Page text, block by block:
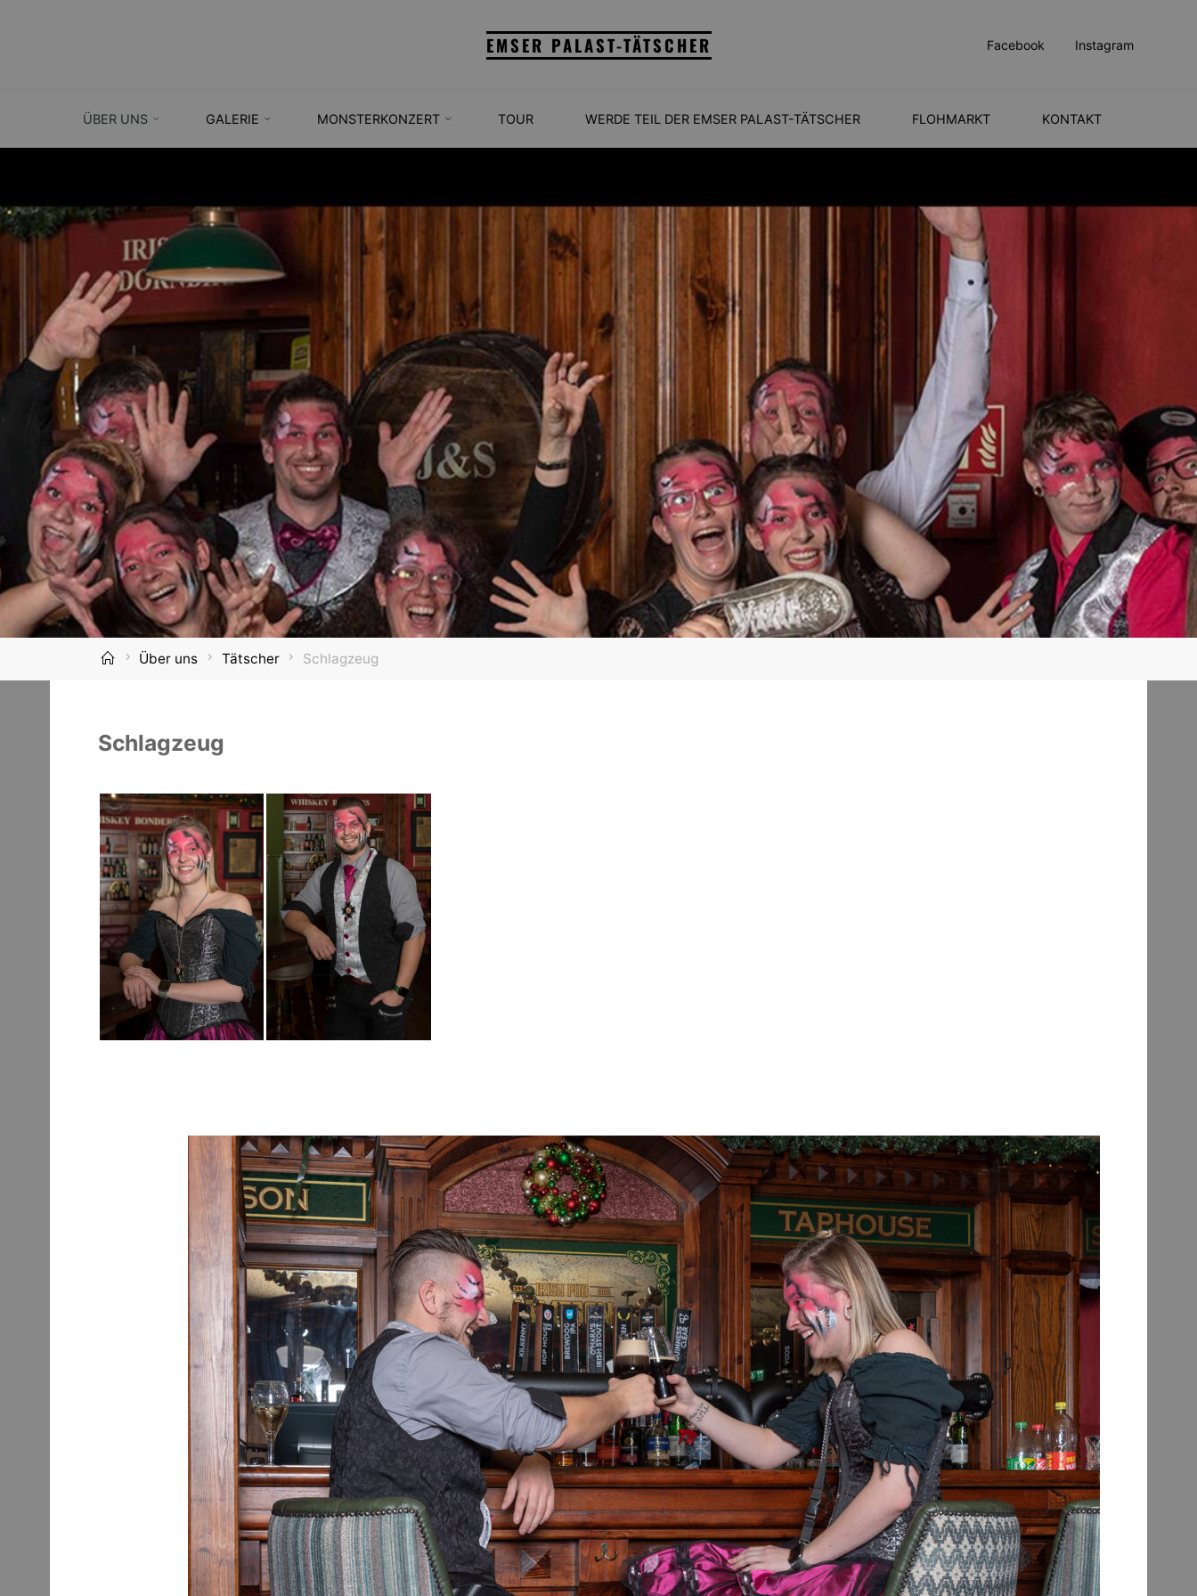
EMSER PALAST-TÄTSCHER Facebook Instagram
ÜBER UNS GALERIE MONSTERKONZERT TOUR WERDE TEIL DER EMSER PALAST-TÄTSCHER FLOHMARKT KONTAKT
HomeÜber uns Tätscher Schlagzeug
Schlagzeug